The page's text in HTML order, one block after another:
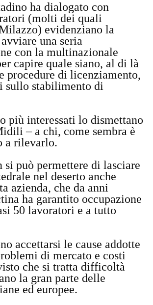
ha dialogato con
(molti dei quali
evidenziano la
una seria
con la multinazionale
capire quale siano, al di là
procedure di licenziamento,
sullo stabilimento di
più interessati lo dismettano
– a chi, come sembra è
a rilevarlo.
si può permettere di lasciare
nel deserto anche
azienda, che da anni
ha garantito occupazione
50 lavoratori e a tutto
accettarsi le cause addotte
di mercato e costi
che si tratta difficoltà
la gran parte delle
ed europee.